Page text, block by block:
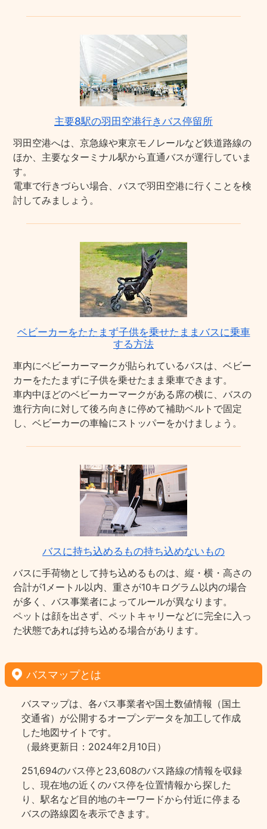
主要8駅の羽田空港行きバス停留所
羽田空港へは、京急線や東京モノレールなど鉄道路線の
ほか、主要なターミナル駅から直通バスが運行していま
す。
電車で行きづらい場合、バスで羽田空港に行くことを検
討してみましょう。
ベビーカーをたたまず子供を乗せたままバスに乗車
する方法
車内にベビーカーマークが貼られているバスは、ベビー
カーをたたまずに子供を乗せたまま乗車できます。
車内中ほどのベビーカーマークがある席の横に、バスの
進行方向に対して後ろ向きに停めて補助ベルトで固定
し、ベビーカーの車輪にストッパーをかけましょう。
バスに持ち込めるもの持ち込めないもの
バスに手荷物として持ち込めるものは、縦・横・高さの
合計が1メートル以内、重さが10キログラム以内の場合
が多く、バス事業者によってルールが異なります。
ペットは顔を出さず、ペットキャリーなどに完全に入っ
た状態であれば持ち込める場合があります。
バスマップとは
バスマップは、各バス事業者や国土数値情報（国土
交通省）が公開するオープンデータを加工して作成
した地図サイトです。
（最終更新日：2024年2月10日）
251,694のバス停と23,608のバス路線の情報を収録
し、現在地の近くのバス停を位置情報から探した
り、駅名など目的地のキーワードから付近に停まる
バスの路線図を表示できます。